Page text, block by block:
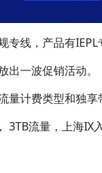
专线，产品有
出一波促销活动。
量计费类型和独
流量，上海IX